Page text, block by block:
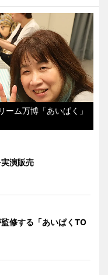
ム万博「あいぱく」
実演販売
修する「あいぱくTO